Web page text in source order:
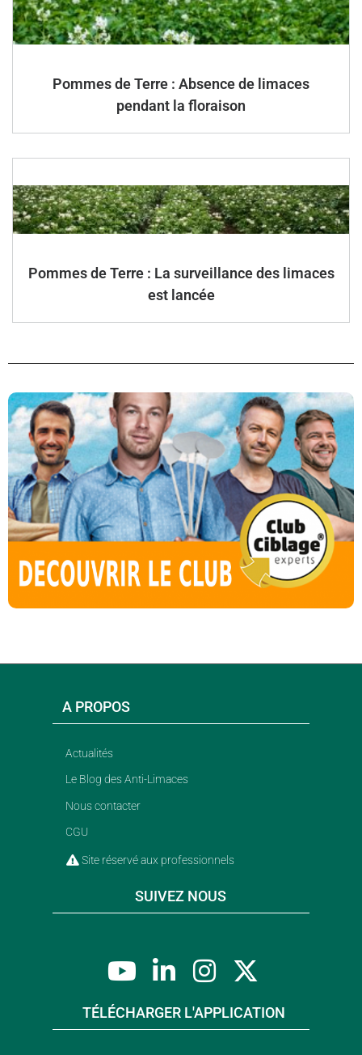
Pommes de Terre : Absence de limaces
pendant la floraison
Pommes de Terre : La surveillance des limaces
est lancée
A PROPOS
Actualités
Le Blog des Anti-Limaces
Nous contacter
CGU
Site réservé aux professionnels
SUIVEZ NOUS
TÉLÉCHARGER L'APPLICATION